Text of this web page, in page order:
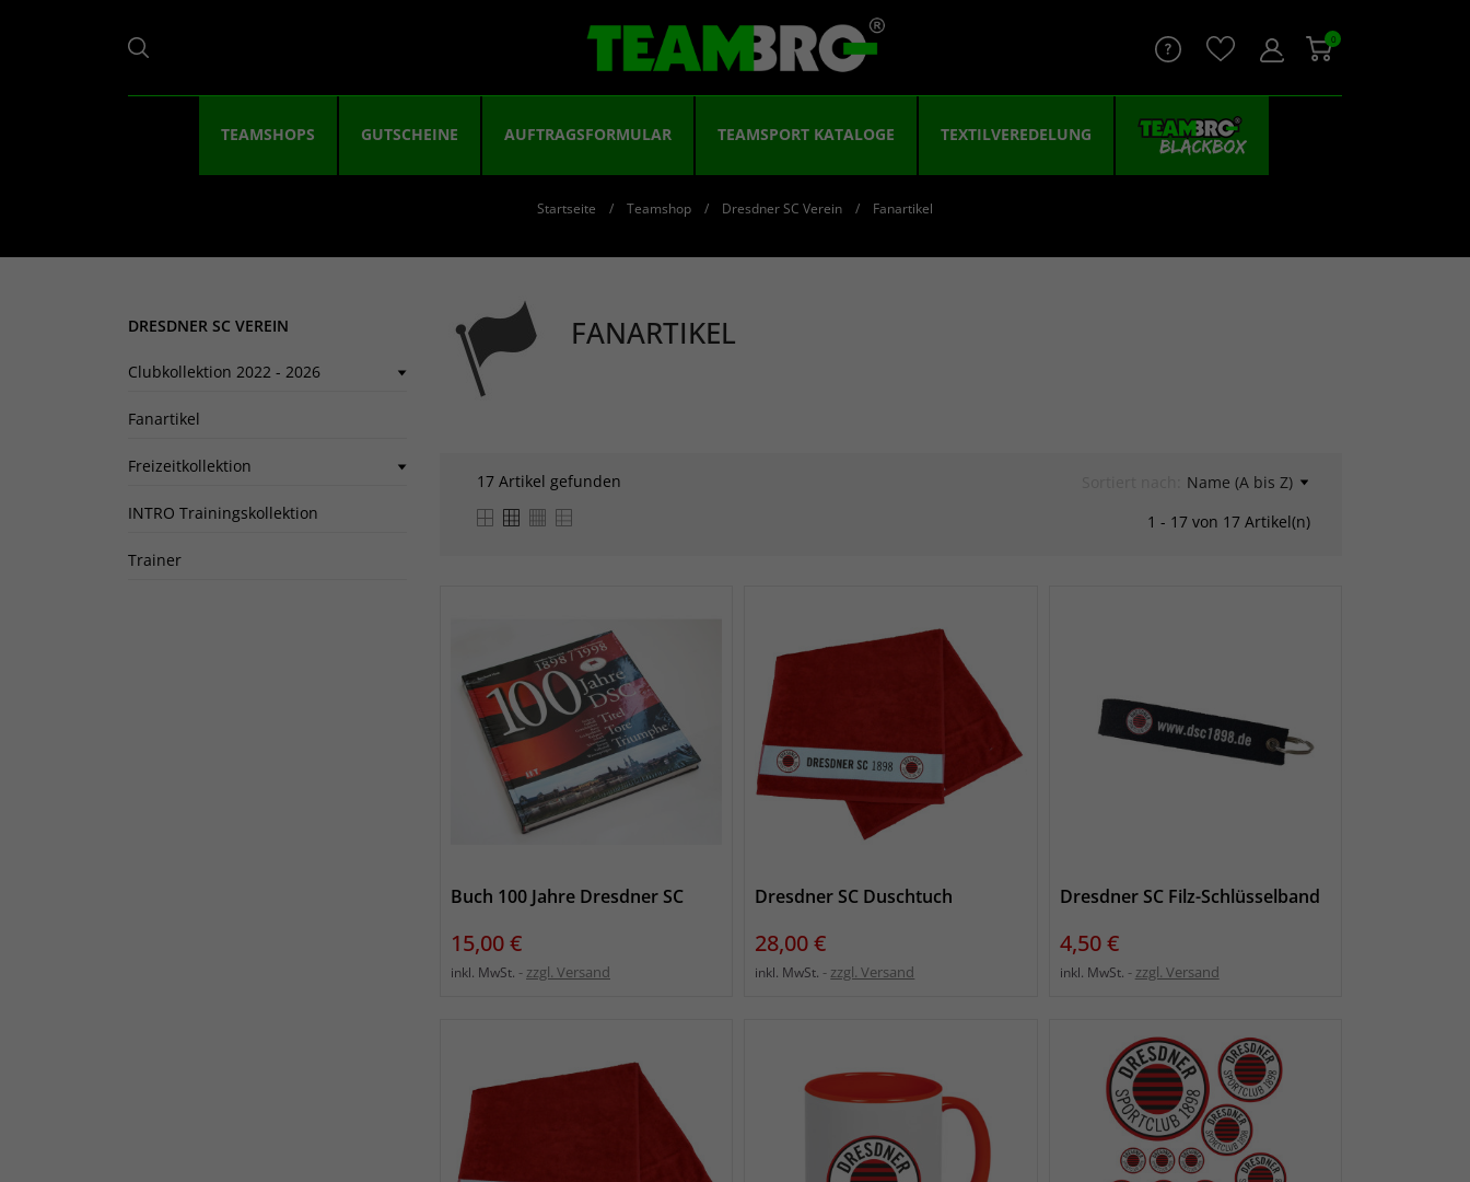
0
TEAMSHOPS GUTSCHEINE AUFTRAGSFORMULAR TEAMSPORT KATALOGE TEXTILVEREDELUNG
Startseite Teamshop Dresdner SC Verein Fanartikel
DRESDNER SC VEREIN
Clubkollektion 2022 - 2026
Fanartikel
Freizeitkollektion
INTRO Trainingskollektion
Trainer
FANARTIKEL
17 Artikel gefunden
Name (A bis Z)
1 - 17 von 17 Artikel(n)
Buch 100 Jahre Dresdner SC
Preis
15,00 €
inkl. MwSt. zzgl. Versand
Dresdner SC Duschtuch
Preis
28,00 €
inkl. MwSt. zzgl. Versand
Dresdner SC Filz-Schlüsselband
Preis
4,50 €
inkl. MwSt. zzgl. Versand